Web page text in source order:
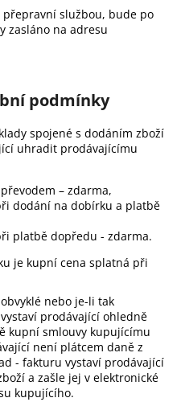
přepravní službou, bude po
zasláno na adresu
podmínky
spojené s dodáním zboží
uhradit prodávajícímu
– zdarma,
dodání na dobírku a platbě
platbě dopředu - zdarma.
je kupní cena splatná při
nebo je-li tak
prodávající ohledně
kupní smlouvy kupujícímu
není plátcem daně z
- fakturu vystaví prodávající
a zašle jej v elektronické
kupujícího.